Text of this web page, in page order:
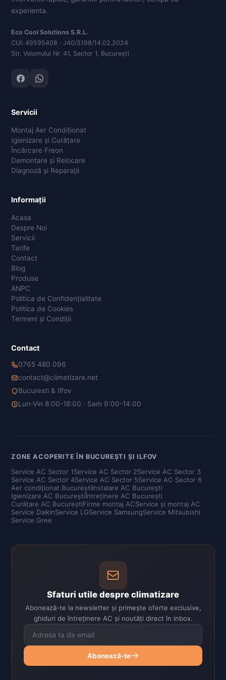
experienta.
Eco Cool Solutions S.R.L.
CUI: 49595408 · J40/3198/14.02.2024
Str. Volumului Nr. 41, Sector 1, București
Servicii
Montaj Aer Condiționat
Igienizare și Curățare
Încărcare Freon
Demontare și Relocare
Diagnoză și Reparații
Informații
Acasa
Despre Noi
Servicii
Tarife
Contact
Blog
Produse
ANPC
Politica de Confidențialitate
Politica de Cookies
Termeni și Condiții
Contact
0765 480 096
contact@climatizare.net
Bucuresti & Ilfov
Lun-Vin 8:00-18:00 · Sam 9:00-14:00
ZONE ACOPERITE ÎN BUCUREȘTI ȘI ILFOV
Service AC Sector 1Service AC Sector 2Service AC Sector 3
Service AC Sector 4Service AC Sector 5Service AC Sector 6
Aer condiționat BucureștiInstalare AC București
Igienizare AC BucureștiÎntreținere AC București
Curățare AC BucureștiFirme montaj ACService și montaj AC
Service DaikinService LGService SamsungService Mitsubishi
Service Gree
Sfaturi utile despre climatizare
Abonează-te la newsletter și primește oferte exclusive,
ghiduri de întreținere AC și noutăți direct în inbox.
Abonează-te